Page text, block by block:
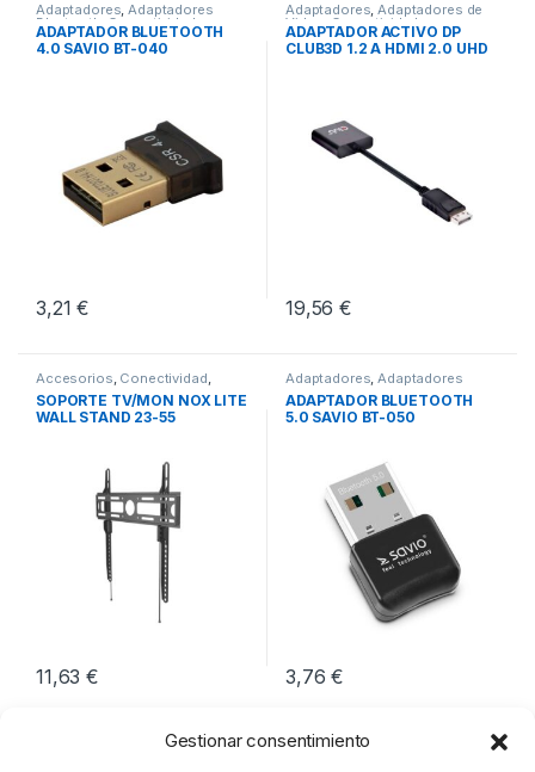
Gestionar consentimiento
Adaptadores,Adaptadores
Bluetooth, Conectividad
ADAPTADOR BLUETOOTH
4.0 SAVIO BT-040
3,21€
Adaptadores,Adaptadores de
Video,Conectividad
ADAPTADOR ACTIVO DP
CLUB3D 1.2 A HDMI 2.0 UHD
19,56€
Accesorios, Conectividad,
Soportes TV
SOPORTE TV/MON NOX LITE
WALL STAND 23-55
11,63€
Adaptadores,Adaptadores
Bluetooth, Conectividad
ADAPTADOR BLUETOOTH
5.0 SAVIO BT-050
3,76€